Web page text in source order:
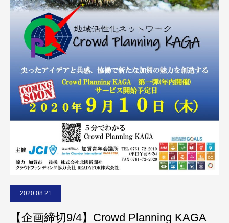
2020.08.21
【企画締切9/4】Crowd Planning KAGA